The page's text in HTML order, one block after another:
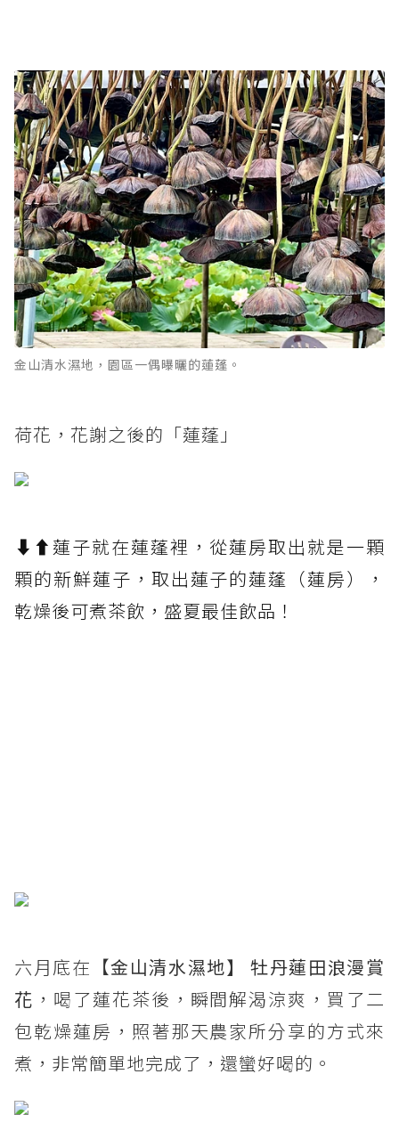
金山清水濕地，園區一偶曝曬的蓮蓬。
荷花，花謝之後的「蓮蓬」
⬇︎⬆︎蓮子就在蓮蓬裡，從蓮房取出就是一顆
顆的新鮮蓮子，取出蓮子的蓮蓬（蓮房），
乾燥後可煮茶飲，盛夏最佳飲品！
六月底在【金山清水濕地】 牡丹蓮田浪漫賞
花 ，喝了蓮花茶後，瞬間解渴涼爽，買了二
包乾燥蓮房，照著那天農家所分享的方式來
煮，非常簡單地完成了，還蠻好喝的。